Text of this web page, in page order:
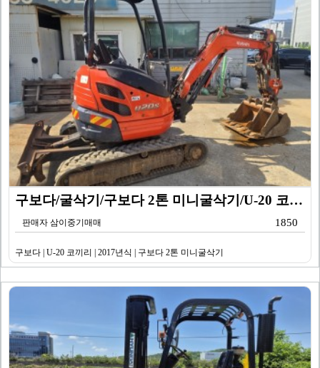
구보다/굴삭기/구보다 2톤 미니굴삭기/U-20 코끼리/…
판매자 삼이중기매매 1850
구보다 | U-20 코끼리 | 2017년식 | 구보다 2톤 미니굴삭기